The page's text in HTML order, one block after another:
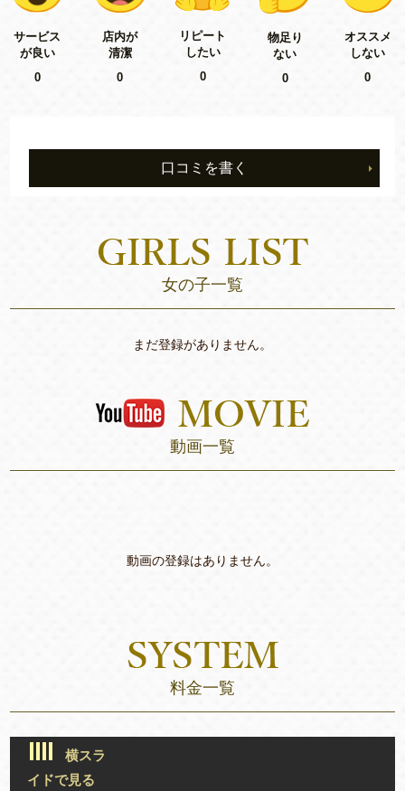
サービス
が良い
0
店内が
清潔
0
リピート
したい
0
物足り
ない
0
オススメ
しない
0
口コミを書く
女の子一覧
まだ登録がありません。
動画一覧
動画の登録はありません。
料金一覧
横スラ
イドで見る